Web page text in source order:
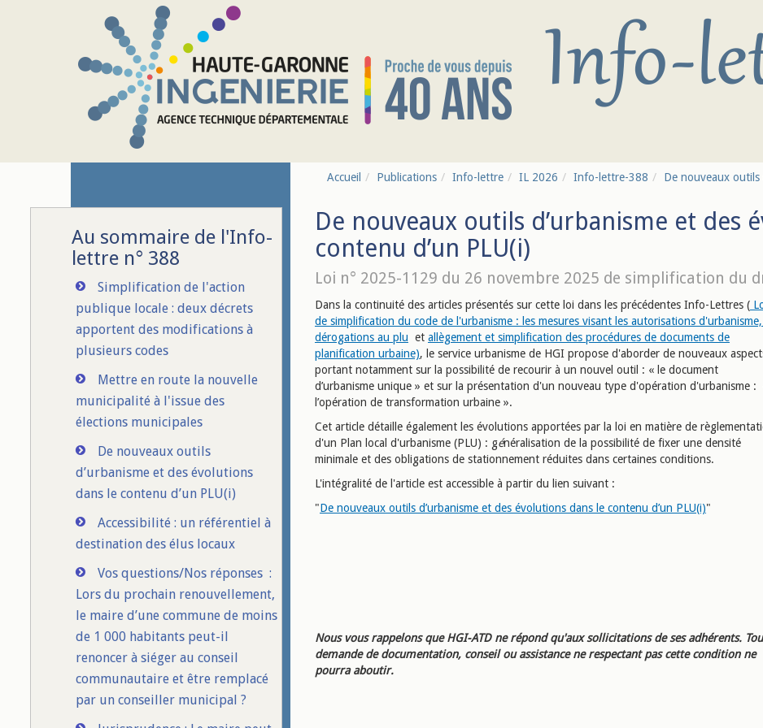
Au sommaire de l'Info-
lettre n° 388
Simplification de l'action
publique locale : deux décrets
apportent des modifications à
plusieurs codes
Mettre en route la nouvelle
municipalité à l'issue des
élections municipales
De nouveaux outils
d’urbanisme et des évolutions
dans le contenu d’un PLU(i)
Accessibilité : un référentiel à
destination des élus locaux
Vos questions/Nos réponses :
Lors du prochain renouvellement,
le maire d’une commune de moins
de 1 000 habitants peut-il
renoncer à siéger au conseil
communautaire et être remplacé
par un conseiller municipal ?
Accueil Publications Info-lettre IL 2026 Info-lettre-388 De nouveaux outils
De nouveaux outils d’urbanisme et des
contenu d’un PLU(i)
Loi n° 2025-1129 du 26 novembre 2025 de simplification du
Dans la continuité des articles présentés sur cette loi dans les précédentes Info-Lettres (
de simplification du code de l'urbanisme : les mesures visant les autorisations
dérogations au plu et allègement et simplification des procédures de documents de
planification urbaine), le service urbanisme de HGI propose d'aborder de nouveaux
portant notamment sur la possibilité de recourir à un nouvel outil : « le document
d’urbanisme unique » et sur la présentation d'un nouveau type d'opération d'urbanisme :
l’opération de transformation urbaine ».
Cet article détaille également les évolutions apportées par la loi en matière de
d'un Plan local d'urbanisme (PLU) : généralisation de la possibilité de fixer une densité
minimale et des obligations de stationnement réduites dans certaines conditions.
L'intégralité de l'article est accessible à partir du lien suivant :
"De nouveaux outils d’urbanisme et des évolutions dans le contenu d’un PLU(i)"
Nous vous rappelons que HGI-ATD ne répond qu'aux sollicitations de ses adhérents.
demande de documentation, conseil ou assistance ne respectant pas cette condition ne
pourra aboutir.